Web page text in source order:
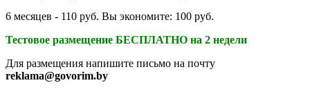
6 месяцев - 110 руб. Вы экономите: 100 руб.
Тестовое размещение БЕСПЛАТНО на 2 недели
Для размещения напишите письмо на почту
reklama@govorim.by